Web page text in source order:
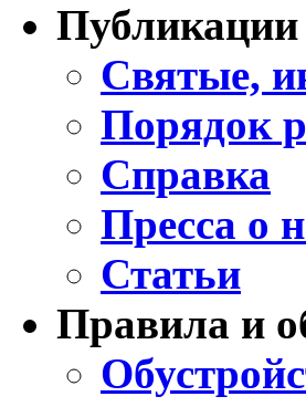
Публикации
Святые,
Порядок
Справка
Пресса о
Статьи
Правила и